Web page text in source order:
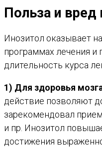
Польза и вред
Инозитол оказывает
программах лечения
длительность курса
1) Для здоровья
действие позволяют
зарекомендовал
и пр. Инозитол
достижения